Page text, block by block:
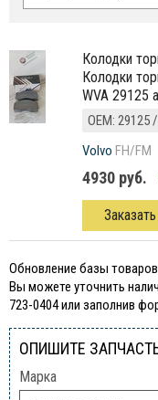
колодки тормозные дисковые WVA передние нов. \
Колодки
WVA 29125
ОЕМ: 29125
Volvo FH/FM
4930 руб.
Заказать
Обновление базы
Вы можете уточнить
723-0404 или заполнив
ОПИШИТЕ
Марка